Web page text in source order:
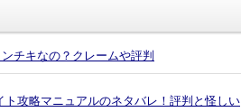
チキなの？クレームや評判
攻略マニュアルのネタバレ！評判と怪しい